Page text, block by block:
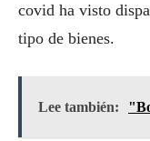
covid ha visto
tipo de bienes.
Lee también: